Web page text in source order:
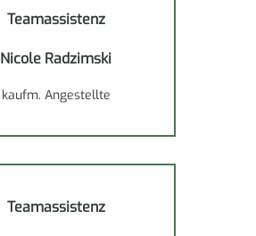
Teamassistenz
Nicole Radzimski
kaufm. Angestellte
Teamassistenz